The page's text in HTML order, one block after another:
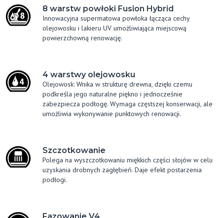
8 warstw powłoki Fusion Hybrid
Innowacyjna supermatowa powłoka łącząca cechy
olejowosku i lakieru UV umożliwiająca miejscową
powierzchowną renowację.
4 warstwy olejowosku
Olejowosk: Wnika w strukturę drewna, dzięki czemu
podkreśla jego naturalne piękno i jednocześnie
zabezpiecza podłogę. Wymaga częstszej konserwacji, ale
umożliwia wykonywanie punktowych renowacji.
Szczotkowanie
Polega na wyszczotkowaniu miękkich części słojów w celu
uzyskania drobnych zagłębień. Daje efekt postarzenia
podłogi.